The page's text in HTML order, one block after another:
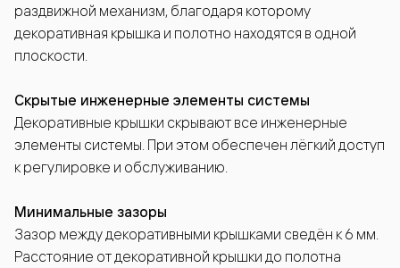
раздвижной механизм, благодаря которому
декоративная крышка и полотно находятся в одной
плоскости.
Скрытые инженерные элементы системы
Декоративные крышки скрывают все инженерные
элементы системы. При этом обеспечен лёгкий доступ
к регулировке и обслуживанию.
Минимальные зазоры
Зазор между декоративными крышками сведён к 6 мм.
Расстояние от декоративной крышки до полотна